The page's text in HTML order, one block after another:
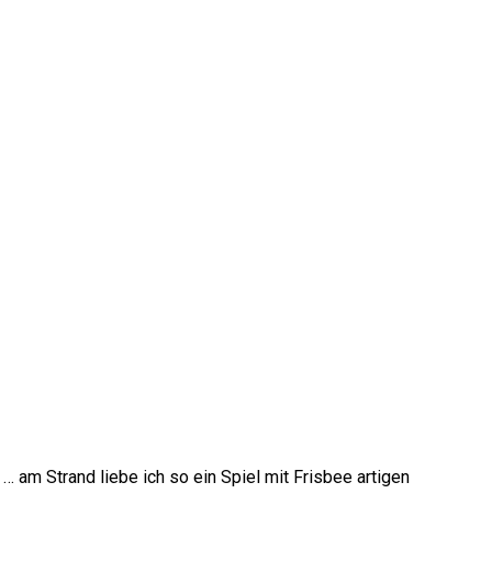
am Strand liebe ich so ein Spiel mit Frisbee artigen